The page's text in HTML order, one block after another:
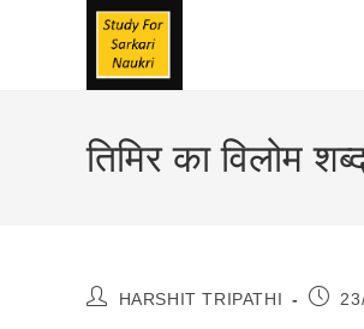
तिमिर का विलोम
PostHARSHIT TRIPATHI
Post